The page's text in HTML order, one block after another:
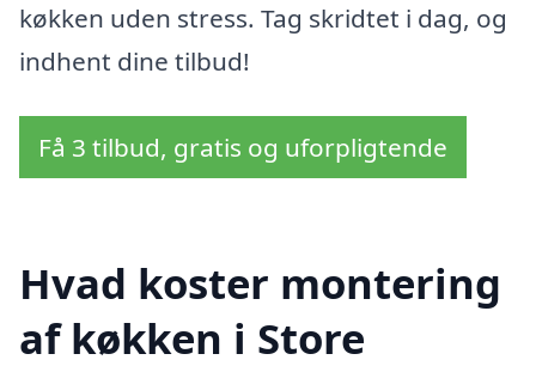
køkken uden stress. Tag skridtet i dag, og
indhent dine tilbud!
Få 3 tilbud, gratis og uforpligtende
Hvad koster montering
af køkken i Store